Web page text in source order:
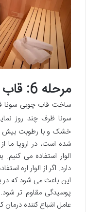
مرحله 6: قاب چوبی سونا خشک
ساخت قاب چوبی سونا
سونا ظرف چند روز
الوار استفاده می
دارد. اگر از الوار اره
این باعث می شود که در
پوسیدگی مقاوم تر
عامل اشباع کننده درمان